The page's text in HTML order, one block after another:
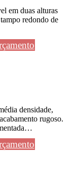
em duas alturas
redondo de
densidade,
rugoso.